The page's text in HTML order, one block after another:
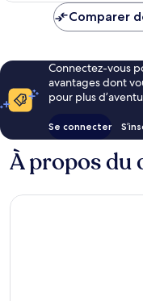
Comparer
Connectez-vous
avantages dont
pour plus
Se connecter
À propos du